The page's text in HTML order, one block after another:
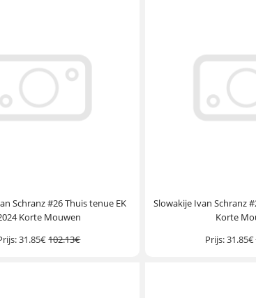
Schranz #26 Thuis tenue EK
Korte Mouwen
31.85€102.13€
Slowakije Ivan Schranz
Korte
Prijs:31.85€